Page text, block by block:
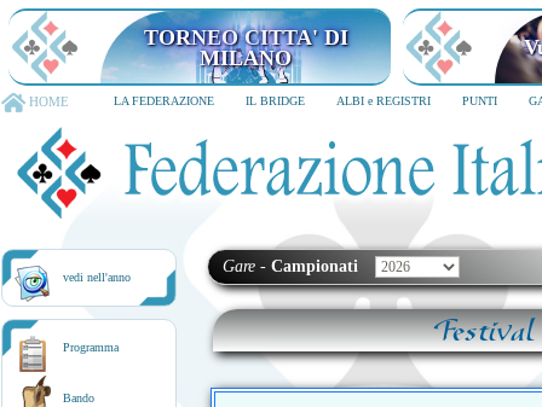
TORNEO CITTA' DI
MILANO
HOME LA FEDERAZIONE IL BRIDGE ALBI e REGISTRI PUNTI
vedi nell'anno
Programma
Bando
Gare - Campionati
Festival